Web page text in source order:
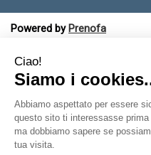
Powered by Prenofa